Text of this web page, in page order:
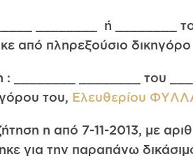
________ ή ________
από πληρεξούσιο δικηγόρο
: ________ ________ του
του, Ελευθερίου
η από 7-11-2013, με
για την παραπάνω